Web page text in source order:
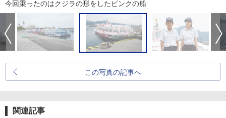
今回乗ったのはクジラの形をしたピンクの船
この写真の記事へ
関連記事